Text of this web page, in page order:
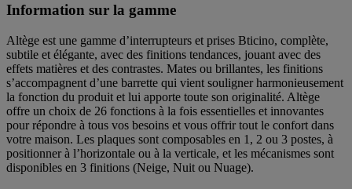
Information sur la gamme
Altège est une gamme d’interrupteurs et prises Bticino, complète,
subtile et élégante, avec des finitions tendances, jouant avec des
effets matières et des contrastes. Mates ou brillantes, les finitions
s’accompagnent d’une barrette qui vient souligner harmonieusement
la fonction du produit et lui apporte toute son originalité. Altège
offre un choix de 26 fonctions à la fois essentielles et innovantes
pour répondre à tous vos besoins et vous offrir tout le confort dans
votre maison. Les plaques sont composables en 1, 2 ou 3 postes, à
positionner à l’horizontale ou à la verticale, et les mécanismes sont
disponibles en 3 finitions (Neige, Nuit ou Nuage).